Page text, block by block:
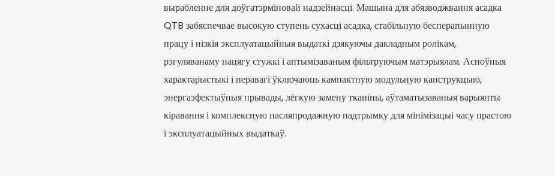
вырабленне для доўгатэрміновай надзейнасці. Машына для абязводжвання асадка
QTB забяспечвае высокую ступень сухасці асадка, стабільную бесперапынную
працу і нізкія эксплуатацыйныя выдаткі дзякуючы дакладным ролікам,
рэгуляванаму нацягу стужкі і аптымізаваным фільтруючым матэрыялам. Асноўныя
характарыстыкі і перавагі ўключаюць кампактную модульную канструкцыю,
энергаэфектыўныя прывады, лёгкую замену тканіны, аўтаматызаваныя варыянты
кіравання і комплексную пасляпродажную падтрымку для мінімізацыі часу прастою
і эксплуатацыйных выдаткаў.